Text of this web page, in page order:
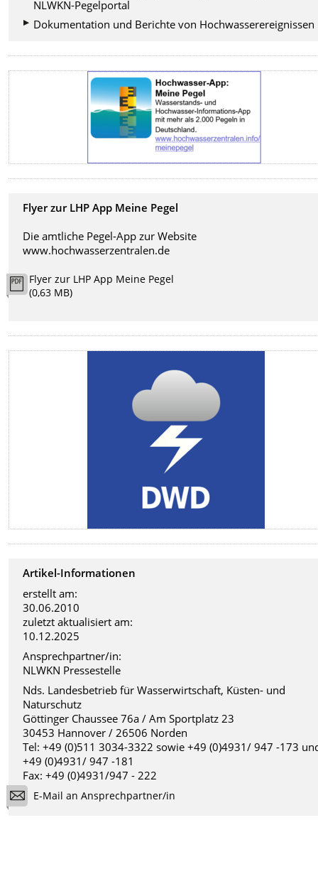
NLWKN-Pegelportal
Dokumentation und Berichte von Hochwasserereignissen
Flyer zur LHP App Meine Pegel
Die amtliche Pegel-App zur Website
www.hochwasserzentralen.de
Flyer zur LHP App Meine Pegel
(0,63 MB)
Artikel-Informationen
erstellt am:
30.06.2010
zuletzt aktualisiert am:
10.12.2025
Ansprechpartner/in:
NLWKN Pressestelle
Nds. Landesbetrieb für Wasserwirtschaft, Küsten- und
Naturschutz
Göttinger Chaussee 76a / Am Sportplatz 23
30453 Hannover / 26506 Norden
Tel: +49 (0)511 3034-3322 sowie +49 (0)4931/ 947 -173
+49 (0)4931/ 947 -181
Fax: +49 (0)4931/947 - 222
E-Mail an Ansprechpartner/in